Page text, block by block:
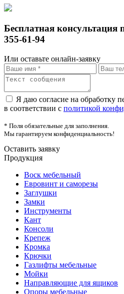
Бесплатная консультация
355-61-94
Или оставьте онлайн-заявку
Я даю согласие на обработку
в соответствии с политикой
* Поля обязательные для заполнения.
Мы гарантируем конфиденциальность!
Оставить заявку
Продукция
Воск мебельный
Евровинт и саморезы
Заглушки
Замки
Инструменты
Кант
Консоли
Крепеж
Кромка
Крючки
Газлифты мебельные
Мойки
Направляющие для ящиков
Опоры мебельные